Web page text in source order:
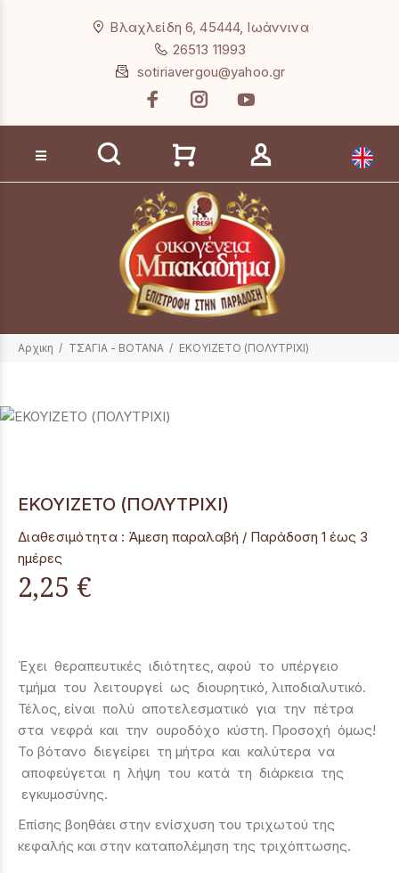
Βλαχλείδη 6, 45444, Ιωάννινα
26513 11993
sotiriavergou@yahoo.gr
Αναζήτηση προϊόντων
Αρχικη ΤΣΑΓΙΑ - ΒΟΤΑΝΑ ΕΚΟΥΙΖΕΤΟ (ΠΟΛΥΤΡΙΧΙ)
ΕΚΟΥΙΖΕΤΟ (ΠΟΛΥΤΡΙΧΙ)
Διαθεσιμότητα : Άμεση παραλαβή / Παράδoση 1 έως 3
ημέρες
2,25 €
Έχει θεραπευτικές ιδιότητες, αφού το υπέργειο
τμήμα του λειτουργεί ως διουρητικό, λιποδιαλυτικό.
Τέλος, είναι πολύ αποτελεσματικό για την πέτρα
στα νεφρά και την ουροδόχο κύστη. Προσοχή όμως!
Το βότανο διεγείρει τη μήτρα και καλύτερα να
αποφεύγεται η λήψη του κατά τη διάρκεια της
εγκυμοσύνης.
Επίσης βοηθάει στην ενίσχυση του τριχωτού της
κεφαλής και στην καταπολέμηση της τριχόπτωσης.